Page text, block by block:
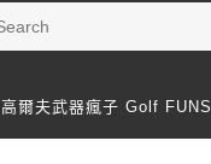
高爾夫武器瘋子 Golf FUNS